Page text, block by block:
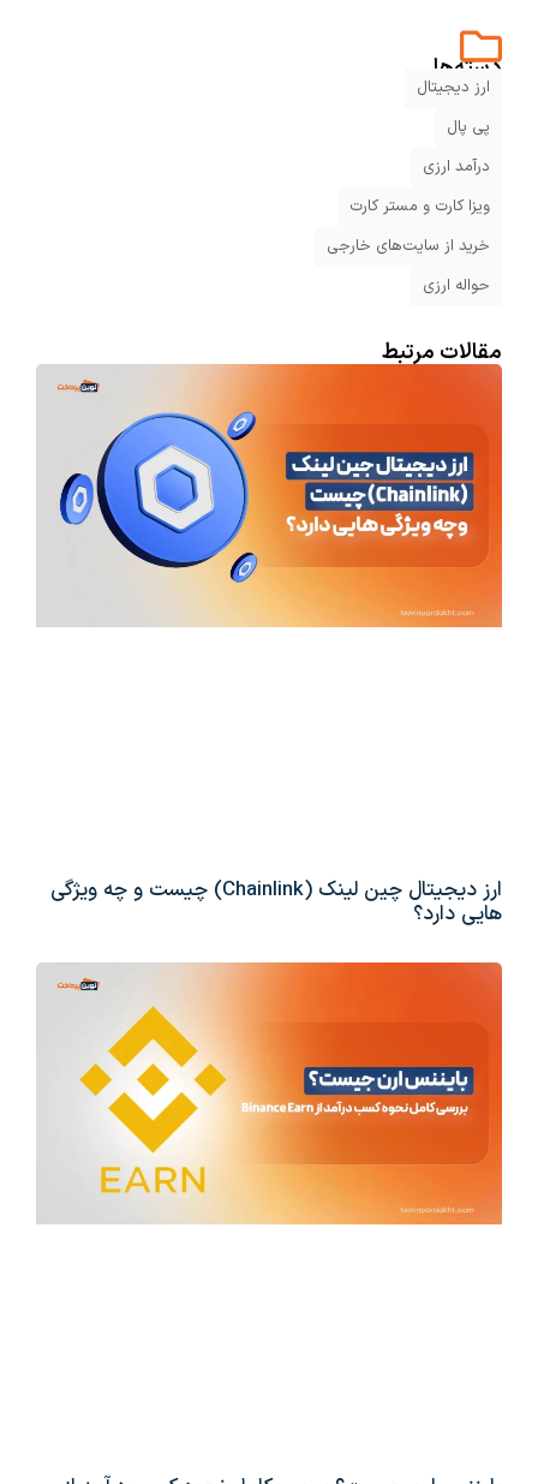
دسته‌ها
ارز دیجیتال
پی پال
درآمد ارزی
ویزا کارت و مستر کارت
خرید از سایت‌های خارجی
حواله ارزی
مقالات مرتبط
ارز دیجیتال چین لینک (Chainlink) چیست و چه ویژگی
هایی دارد؟